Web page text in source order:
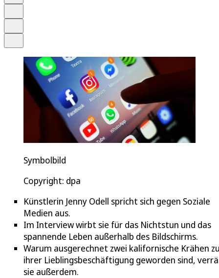
Symbolbild
Copyright: dpa
Künstlerin Jenny Odell spricht sich gegen Soziale
Medien aus.
Im Interview wirbt sie für das Nichtstun und das
spannende Leben außerhalb des Bildschirms.
Warum ausgerechnet zwei kalifornische Krähen
ihrer Lieblingsbeschäftigung geworden sind,
sie außerdem.